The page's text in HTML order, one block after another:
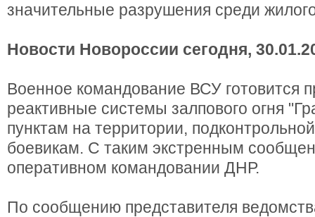
значительные разрушения среди
Новости Новороссии сегодня,
Военное командование ВСУ готовится
реактивные системы залпового огня
пунктам на территории,
боевикам. С таким экстренным
оперативном командовании ДНР.
По сообщению представителя